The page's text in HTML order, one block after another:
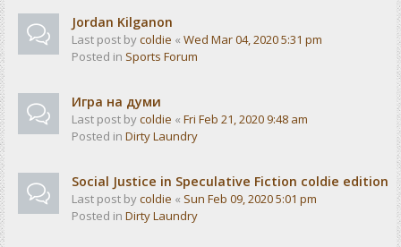
Jordan Kilganon
Last post bycoldie « Wed Mar 04, 2020 5:31 pm
Posted in Sports Forum
Игра на думи
Last post bycoldie « Fri Feb 21, 2020 9:48 am
Posted in Dirty Laundry
Social Justice in Speculative Fiction coldie edition
Last post bycoldie « Sun Feb 09, 2020 5:01 pm
Posted in Dirty Laundry